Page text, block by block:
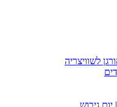
לשוויצריה
גיבוש